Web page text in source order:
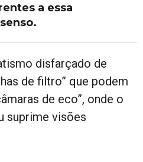
a essa
disfarçado de
de filtro” que podem
de eco”, onde o
suprime visões